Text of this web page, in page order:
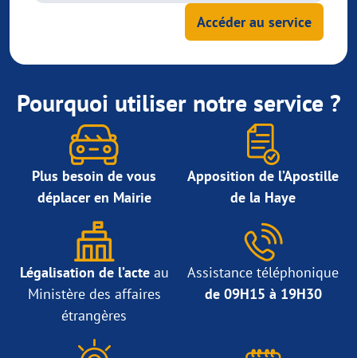
Accéder au service
Pourquoi utiliser notre service ?
Plus besoin de vous
déplacer en Mairie
Apposition de l’Apostille
de la Haye
Légalisation de l’acteau
Ministère des affaires
étrangères
Assistance téléphonique
de 09H15 à 19H30